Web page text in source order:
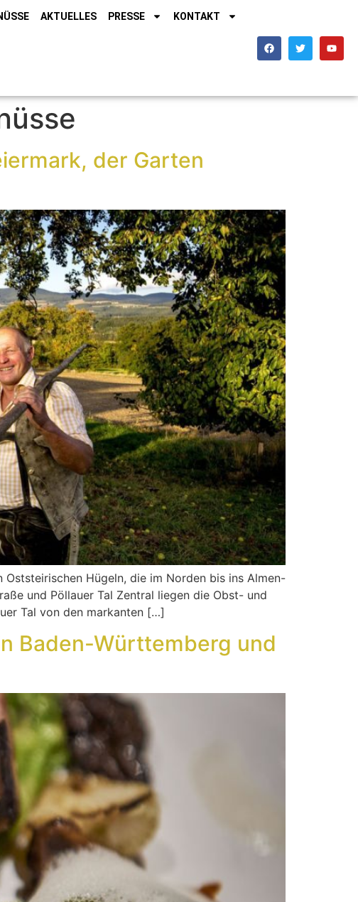
AKTUELLES PRESSE KONTAKT
der Garten
Hügeln, die im Norden bis ins Almen-
und Pöllauer Tal Zentral liegen die Obst- und
Tal von den markanten […]
Baden-Württemberg und